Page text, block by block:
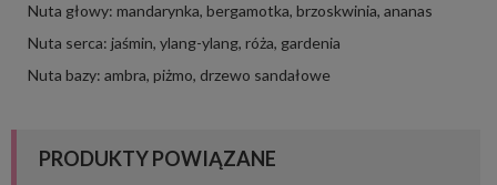
Nuta głowy: mandarynka, bergamotka, brzoskwinia, ananas
Nuta serca: jaśmin, ylang-ylang, róża, gardenia
Nuta bazy: ambra, piżmo, drzewo sandałowe
PRODUKTY POWIĄZANE